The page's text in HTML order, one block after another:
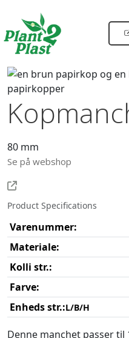
80 mm
Se på webshop
Product Specifications
Varenummer:
Materiale:
Kolli str.:
Farve:
Enheds str.:L/B/H
Denne manchet passer